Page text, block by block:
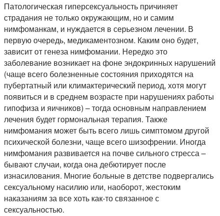
Патологическая гиперсексуальность причиняет
страдания не только окружающим, но и самим
нимфоманкам, и нуждается в серьезном лечении. В
первую очередь, медикаментозном. Каким оно будет,
зависит от генеза нимфомании. Нередко это
заболевание возникает на фоне эндокринных нарушений
(чаще всего болезненные состояния приходятся на
пубертатный или климактерический период, хотя могут
появиться и в среднем возрасте при нарушениях работы
гипофиза и яичников) – тогда основным направлением
лечения будет гормональная терапия. Также
нимфомания может быть всего лишь симптомом другой
психической болезни, чаще всего шизофрении. Иногда
нимфомания развивается на почве сильного стресса –
бывают случаи, когда она дебютирует после
изнасилования. Многие больные в детстве подвергались
сексуальному насилию или, наоборот, жестоким
наказаниям за все хоть как-то связанное с
сексуальностью.